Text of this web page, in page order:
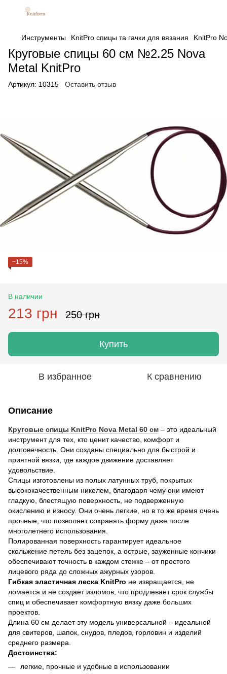
Инструменты KnitPro спицы та гачки для вязания KnitPro
Круговые спицы 60 см №2.25 Nova
Metal KnitPro
Артикул: 10315 Оставить отзыв
−15%
В наличии
213 грн 250 грн
Купить
В избранное К сравнению
Описание
Круговые спицы KnitPro Nova Metal 60 см – это идеальный
инструмент для тех, кто ценит качество, комфорт и
долговечность. Они созданы специально для быстрой и
приятной вязки, где каждое движение доставляет
удовольствие.
Спицы изготовлены из полых латунных труб, покрытых
высококачественным никелем, благодаря чему они имеют
гладкую, блестящую поверхность, не подверженную
окислению и износу. Они очень легкие, но в то же время очень
прочные, что позволяет сохранять форму даже после
многолетнего использования.
Полированная поверхность гарантирует идеальное
скольжение петель без зацепок, а острые, зауженные кончики
обеспечивают точность в каждом стежке – от простого
лицевого ряда до сложных ажурных узоров.
Гибкая эластичная леска KnitPro не извращается, не
ломается и не создает изломов, что продлевает срок службы
спиц и обеспечивает комфортную вязку даже больших
проектов.
Длина 60 см делает эту модель универсальной – идеальной
для свитеров, шапок, снудов, пледов, горловин и изделий
среднего размера.
Достоинства:
легкие, прочные и удобные в использовании